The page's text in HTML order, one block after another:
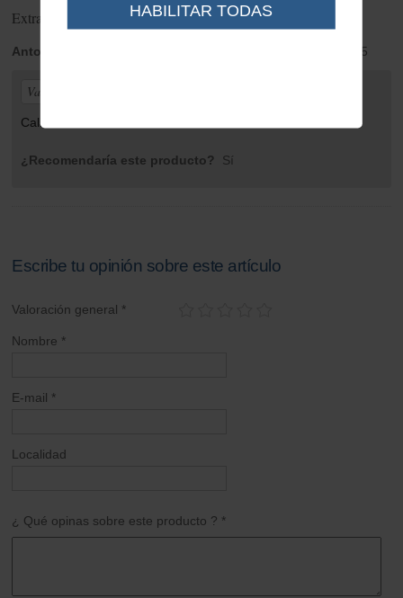
Extractor carter Vespa 1opiniones
Antolin | de El Ferrol | Tuesday 02 de December de 2025
Valoración general:
Calidad media.
¿Recomendaría este producto? Sí
Escribe tu opinión sobre este artículo
Valoración general *
Nombre *
E-mail *
Localidad
¿ Qué opinas sobre este producto ? *
HABILITAR TODAS